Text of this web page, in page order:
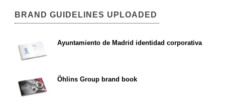
BRAND GUIDELINES UPLOADED
Ayuntamiento de Madrid identidad corporativa
Öhlins Group brand book